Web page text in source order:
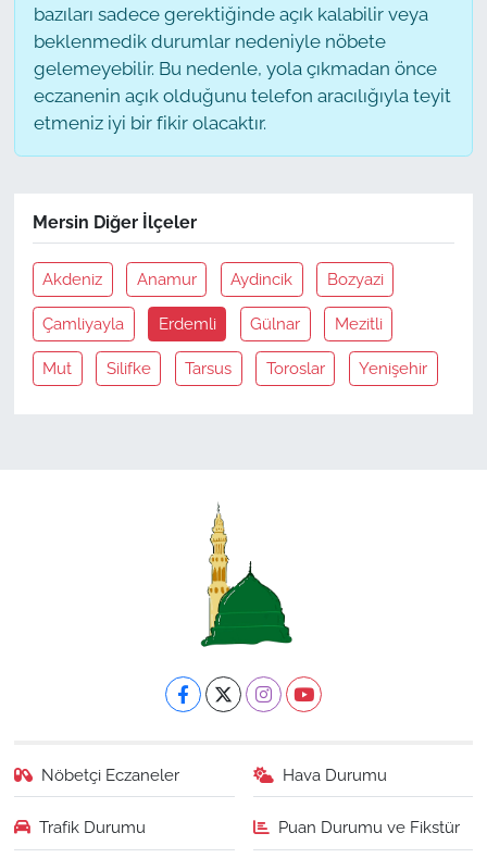
bazıları sadece gerektiğinde açık kalabilir veya
beklenmedik durumlar nedeniyle nöbete
gelemeyebilir. Bu nedenle, yola çıkmadan önce
eczanenin açık olduğunu telefon aracılığıyla teyit
etmeniz iyi bir fikir olacaktır.
Mersin Diğer İlçeler
Akdeniz Anamur Aydincik Bozyazi
Çamliyayla Erdemli Gülnar Mezitli
Mut Silifke Tarsus Toroslar Yenişehir
Nöbetçi Eczaneler Hava Durumu
Trafik Durumu Puan Durumu ve Fikstür